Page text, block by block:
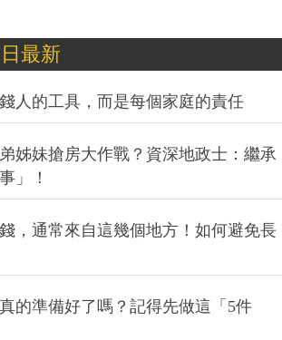
最新
人的工具，而是每個家庭的責任
姊妹搶房大作戰？資深地政士：繼承
」！
，通常來自這幾個地方！如何避免長
的準備好了嗎？記得先做這「5件